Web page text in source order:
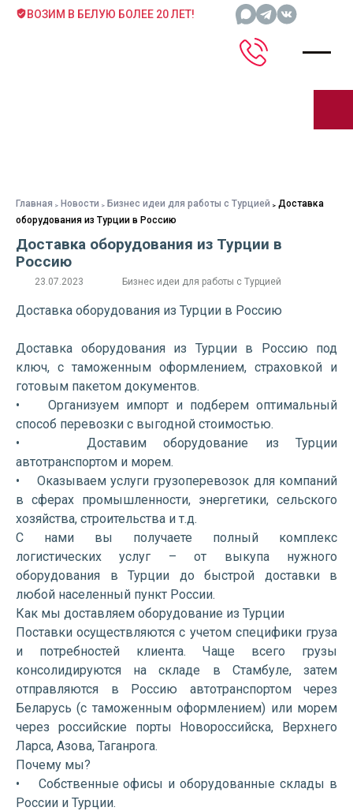
ВОЗИМ В БЕЛУЮ БОЛЕЕ 20 ЛЕТ!
Главная Новости Бизнес идеи для работы с Турцией
Доставка
оборудования из Турции в Россию
Доставка оборудования из Турции в
Россию
23.07.2023 Бизнес идеи для работы с Турцией
Доставка оборудования из Турции в Россию
Доставка оборудования из Турции в Россию под
ключ, с таможенным оформлением, страховкой и
готовым пакетом документов.
• Организуем импорт и подберем оптимальный
способ перевозки с выгодной стоимостью.
• Доставим оборудование из Турции
автотранспортом и морем.
• Оказываем услуги грузоперевозок для компаний
в сферах промышленности, энергетики, сельского
хозяйства, строительства и т.д.
С нами вы получаете полный комплекс
логистических услуг – от выкупа нужного
оборудования в Турции до быстрой доставки в
любой населенный пункт России.
Как мы доставляем оборудование из Турции
Поставки осуществляются с учетом специфики груза
и потребностей клиента. Чаще всего грузы
консолидируются на складе в Стамбуле, затем
отправляются в Россию автотранспортом через
Беларусь (с таможенным оформлением) или морем
через российские порты Новороссийска, Верхнего
Ларса, Азова, Таганрога.
Почему мы?
• Собственные офисы и оборудованные склады в
России и Турции.